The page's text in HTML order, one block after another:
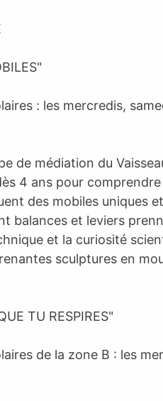
: les mercredis,
de médiation du
4 ans pour comprendre
des mobiles uniques
balances et leviers
et la curiosité
sculptures en
TU RESPIRES"
de la zone B : les